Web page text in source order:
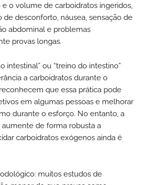
o volume de carboidratos ingeridos,
de desconforto, náusea, sensação de
abdominal e problemas
provas longas.
intestinal” ou “treino do intestino”
a carboidratos durante o
que essa prática pode
em algumas pessoas e melhorar
durante o esforço. No entanto, a
de forma robusta a
carboidratos exógenos ainda é
muitos estudos de